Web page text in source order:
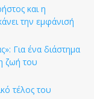
και η
την εμφάνισή
Για ένα διάστημα
ζωή του
τέλος του